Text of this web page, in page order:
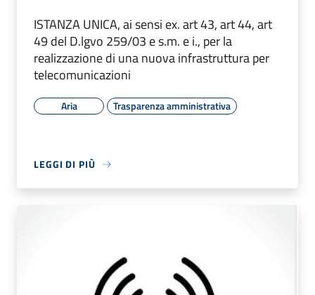
ISTANZA UNICA, ai sensi ex. art 43, art 44, art
49 del D.lgvo 259/03 e s.m. e i., per la
realizzazione di una nuova infrastruttura per
telecomunicazioni
Aria Trasparenza amministrativa
LEGGI DI PIÙ